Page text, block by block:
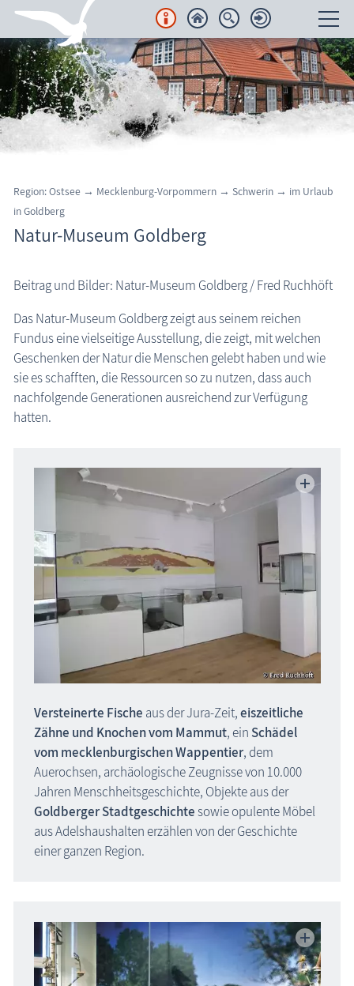
Unterkünfte
Regionales
Urlaubsorte
Karten
Freizeit
Aktuelles
FKK-Strände
den Strand erleben
die Natur erleben
Geschichten, Märchen & Sagen
Maritimes
Sehenswertes
MEGA-Suche Sehenswürdigkeiten
Aussichtstürme
Brunnen
Großsteingräber
Historische Bauwerke
Lehrpfade
Museen
Fischland-Darß-Zingst
Nordvorpommern
Insel Hiddensee
Insel Rügen
Mecklenburgische Seenplatte
Vorpommern-Greifswald
Insel Usedom
Golberg: Natur-Museum
Region: Ostsee → Mecklenburg-Vorpommern → Schwerin → im Urlaub
in Goldberg
Natur-Museum Goldberg
Beitrag und Bilder: Natur-Museum Goldberg / Fred Ruchhöft
Das Natur-Museum Goldberg zeigt aus seinem reichen
Fundus eine vielseitige Ausstellung, die zeigt, mit welchen
Geschenken der Natur die Menschen gelebt haben und wie
sie es schafften, die Ressourcen so zu nutzen, dass auch
nachfolgende Generationen ausreichend zur Verfügung
hatten.
Versteinerte Fische aus der Jura-Zeit,eiszeitliche
Zähne und Knochen vom Mammut, ein Schädel
vom mecklenburgischen Wappentier, dem
Auerochsen, archäologische Zeugnisse von 10.000
Jahren Menschheitsgeschichte, Objekte aus der
Goldberger Stadtgeschichtesowie opulente Möbel
aus Adelshaushalten erzählen von der Geschichte
einer ganzen Region.